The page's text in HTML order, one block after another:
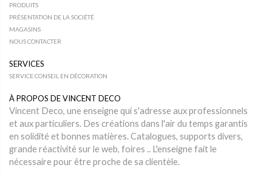
PRODUITS
PRÉSENTATION DE LA SOCIÉTÉ
MAGASINS
NOUS CONTACTER
SERVICES
SERVICE CONSEIL EN DÉCORATION
À PROPOS DE VINCENT DECO
Vincent Deco, une enseigne qui s'adresse aux professionnels
et aux particuliers. Des créations dans l'air du temps garantis
en solidité et bonnes matières. Catalogues, supports divers,
grande réactivité sur le web, foires .. L'enseigne fait le
nécessaire pour être proche de sa clientèle.